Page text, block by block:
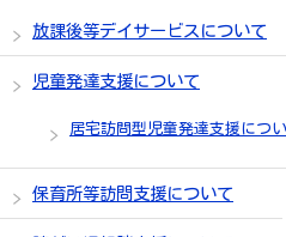
放課後等デイサービスについて
児童発達支援について
居宅訪問型児童発達支援につ
保育所等訪問支援について